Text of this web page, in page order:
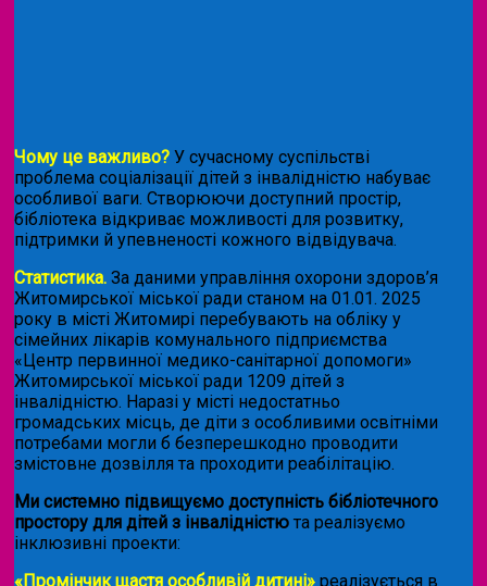
Чому це важливо? У сучасному суспільстві
проблема соціалізації дітей з інвалідністю набуває
особливої ваги. Створюючи доступний простір,
бібліотека відкриває можливості для розвитку,
підтримки й упевненості кожного відвідувача.
Статистика. За даними управління охорони здоров’я
Житомирської міської ради станом на 01.01. 2025
року в місті Житомирі перебувають на обліку у
сімейних лікарів комунального підприємства
«Центр первинної медико-санітарної допомоги»
Житомирської міської ради 1209 дітей з
інвалідністю. Наразі у місті недостатньо
громадських місць, де діти з особливими освітніми
потребами могли б безперешкодно проводити
змістовне дозвілля та проходити реабілітацію.
Ми системно підвищуємо доступність бібліотечного
простору для дітей з інвалідністю та реалізуємо
інклюзивні проекти:
«Промінчик щастя особливій дитині» реалізується в